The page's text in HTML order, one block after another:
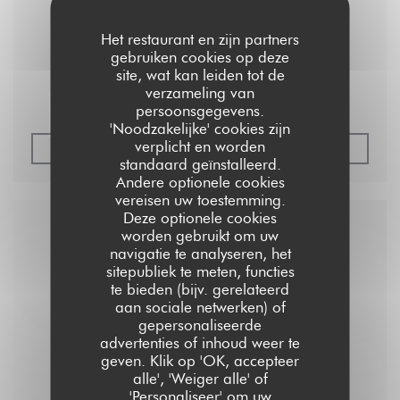
Het restaurant en zijn partners
gebruiken cookies op deze
site, wat kan leiden tot de
verzameling van
persoonsgegevens.
'Noodzakelijke' cookies zijn
verplicht en worden
standaard geïnstalleerd.
Andere optionele cookies
vereisen uw toestemming.
Deze optionele cookies
worden gebruikt om uw
navigatie te analyseren, het
sitepubliek te meten, functies
te bieden (bijv. gerelateerd
aan sociale netwerken) of
gepersonaliseerde
advertenties of inhoud weer te
geven. Klik op 'OK, accepteer
alle', 'Weiger alle' of
'Personaliseer' om uw
Chocolate and Red Berry Cheesecake
LEES HET ARTIKEL((OPENT IN EEN NIEUW